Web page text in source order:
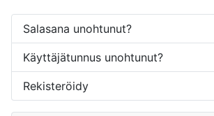
Salasana unohtunut?
Käyttäjätunnus unohtunut?
Rekisteröidy